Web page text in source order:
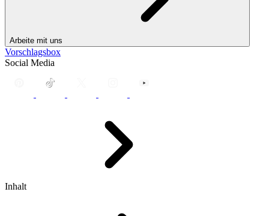
Arbeite mit uns
Vorschlagsbox
Social Media
Inhalt